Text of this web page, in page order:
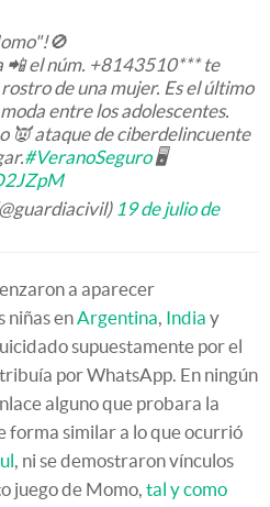
📲 el núm. +8143510*** te
de una mujer. Es el último
entre los adolescentes.
👿 ataque de ciberdelincuente
#VeranoSeguro🖥
19 de julio de
a aparecer
niñas enArgentina, India y
supuestamente por el
por WhatsApp. En ningún
alguno que probara la
forma similar a lo que ocurrió
, ni se demostraron vínculos
juego de Momo, tal y como